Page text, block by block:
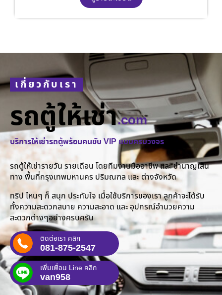
เกี่ยวกับเรา
รถตู้ให้เช่า.com
บริการให้เช่ารถตู้พร้อมคนขับ VIP แบบครบวงจร
รถตู้ให้เช่ารายวัน รายเดือน โดยทีมงานมืออาชีพ และ ชำนาญเส้น
ทาง พื้นที่กรุงเทพมหานคร ปริมณฑล และ ต่างจังหวัด
ทริป ไหนๆ ก็ สนุก ประทับใจ เมื่อใช้บริการของเรา ลูกค้าจะได้รับ
ทั้งความสะดวกสบาย ความสะอาด และ อุปกรณ์อำนวยความ
สะดวกต่างๆอย่างครบครัน
ติดต่อเรา คลิก
081-875-2547
เพิ่มเพื่อน Line คลิก
van958